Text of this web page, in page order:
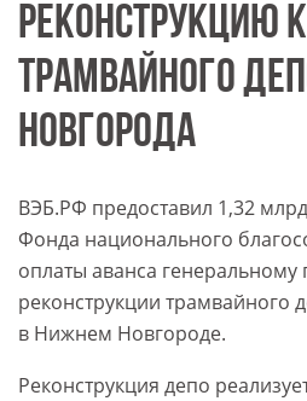
РЕКОНСТРУКЦИЮ
ТРАМВАЙНОГО
НОВГОРОДА
ВЭБ.РФ предоставил 1,32
Фонда национального
оплаты аванса генеральному
реконструкции трамвайного
в Нижнем Новгороде.
Реконструкция депо